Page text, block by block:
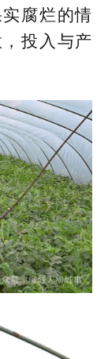
腐烂的情
投入与产